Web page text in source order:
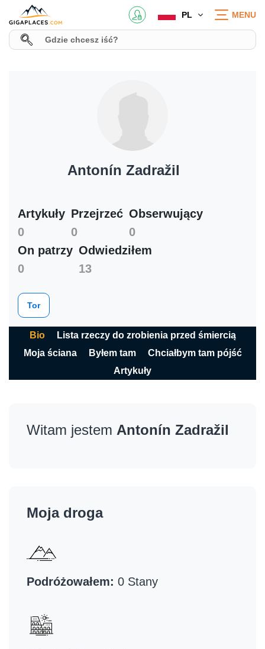
PL MENU
Antonín Zadražil
Artykuły
0
Przejrzeć
0
Obserwujący
0
On patrzy
0
Odwiedziłem
13
Tor
Bio
Lista rzeczy do zrobienia przed śmiercią
Moja ściana
Byłem tam
Chciałbym tam pójść
Artykuły
Witam jestem Antonín Zadražil
Moja droga
Podróżowałem: 0 Stany